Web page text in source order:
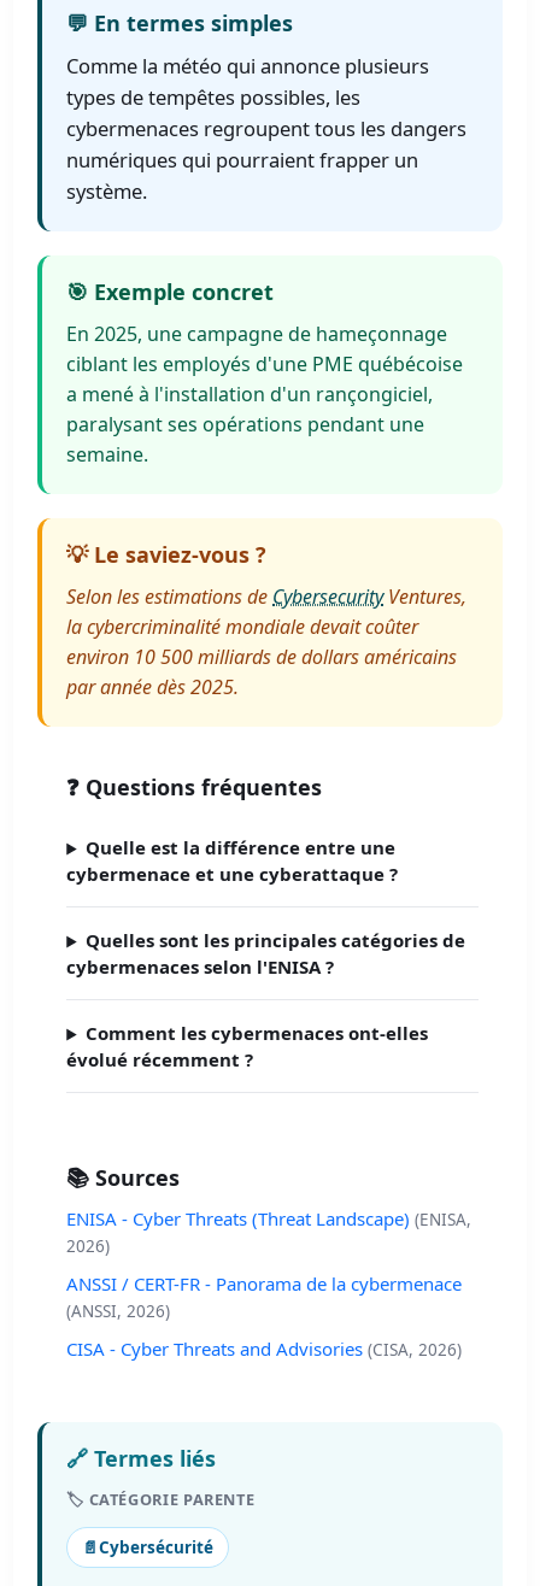
💬 En termes simples
Comme la météo qui annonce plusieurs
types de tempêtes possibles, les
cybermenaces regroupent tous les dangers
numériques qui pourraient frapper un
système.
🎯 Exemple concret
En 2025, une campagne de hameçonnage
ciblant les employés d'une PME québécoise
a mené à l'installation d'un rançongiciel,
paralysant ses opérations pendant une
semaine.
💡 Le saviez-vous ?
Selon les estimations deCybersecurityVentures,
la cybercriminalité mondiale devait coûter
environ 10 500 milliards de dollars américains
par année dès 2025.
❓ Questions fréquentes
Quelle est la différence entre une
cybermenace et une cyberattaque ?
Quelles sont les principales catégories de
cybermenaces selon l'ENISA ?
Comment les cybermenaces ont-elles
évolué récemment ?
📚 Sources
ENISA - Cyber Threats (Threat Landscape) (ENISA,
2026)
ANSSI / CERT-FR - Panorama de la cybermenace
(ANSSI, 2026)
CISA - Cyber Threats and Advisories (CISA, 2026)
🔗 Termes liés
🏷️ CATÉGORIE PARENTE
📄Cybersécurité